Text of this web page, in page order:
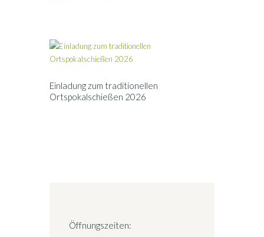
Einladung zum traditionellen
Ortspokalschießen 2026
Öffnungszeiten: